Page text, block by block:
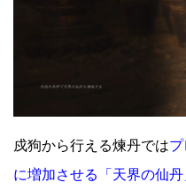
戍狗から行える煉丹では
に増加させる「天界の仙